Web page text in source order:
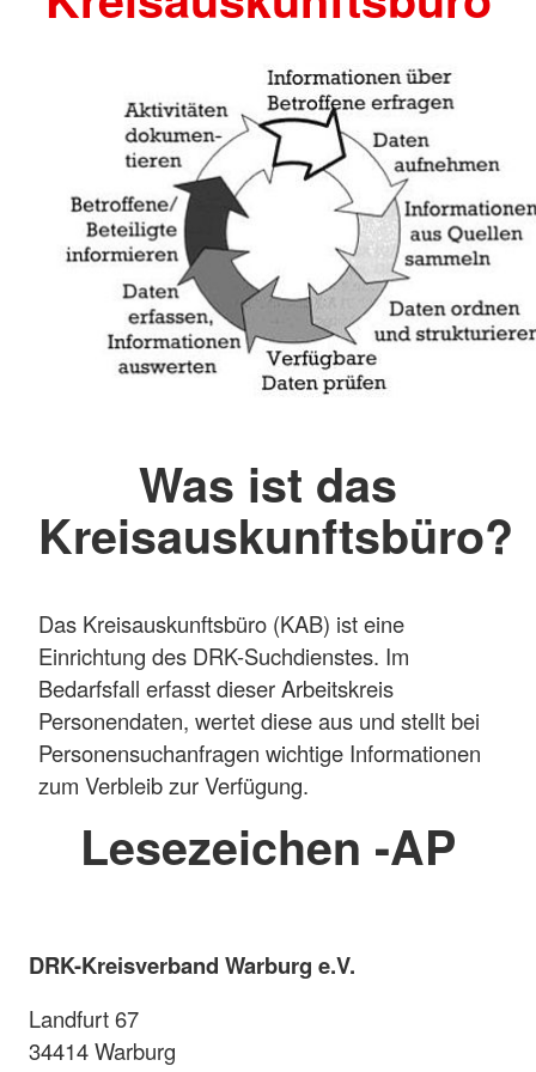
Was ist das
Kreisauskunftsbüro?
Das Kreisauskunftsbüro (KAB) ist eine
Einrichtung des DRK-Suchdienstes. Im
Bedarfsfall erfasst dieser Arbeitskreis
Personendaten, wertet diese aus und stellt bei
Personensuchanfragen wichtige Informationen
zum Verbleib zur Verfügung.
Lesezeichen -AP
DRK-Kreisverband Warburg e.V.
Landfurt 67
34414 Warburg